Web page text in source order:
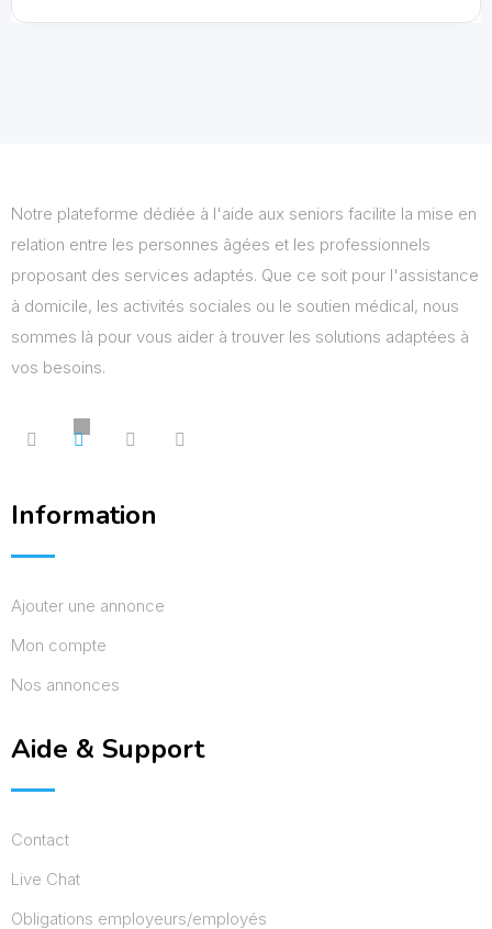
Notre plateforme dédiée à l'aide aux seniors facilite la mise en
relation entre les personnes âgées et les professionnels
proposant des services adaptés. Que ce soit pour l'assistance
à domicile, les activités sociales ou le soutien médical, nous
sommes là pour vous aider à trouver les solutions adaptées à
vos besoins.
Information
Ajouter une annonce
Mon compte
Nos annonces
Aide & Support
Contact
Live Chat
Obligations employeurs/employés